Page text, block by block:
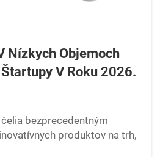
Nízkych Objemoch
V Roku 2026.
bezprecedentným
produktov na trh,
stratégie, ktoré vyvažujú